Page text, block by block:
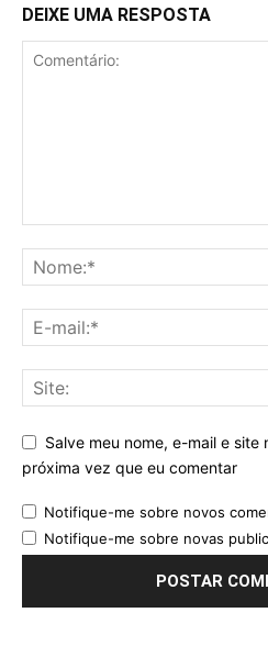
DEIXE UMA RESPOSTA
Salve meu nome, e-mail e
próxima vez que eu comentar
Notifique-me sobre novos
Notifique-me sobre novas